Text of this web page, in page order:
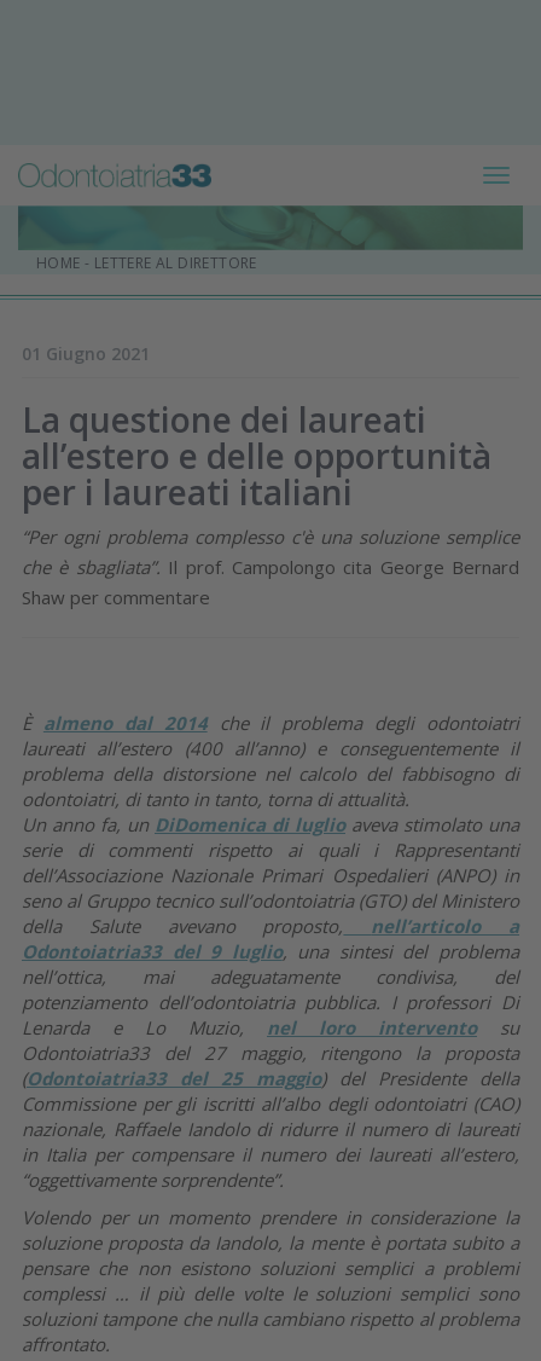
HOME - LETTERE AL DIRETTORE
01 Giugno 2021
La questione dei laureati
all’estero e delle opportunità
per i laureati italiani
“Per ogni problema complesso c'è una soluzione semplice
che è sbagliata”. Il prof. Campolongo cita George Bernard
Shaw per commentare
È almeno dal 2014che il problema degli odontoiatri
laureati all’estero (400 all’anno) e conseguentemente il
problema della distorsione nel calcolo del fabbisogno di
odontoiatri, di tanto in tanto, torna di attualità.
Un anno fa, un DiDomenica di luglioaveva stimolato una
serie di commenti rispetto ai quali i Rappresentanti
dell’Associazione Nazionale Primari Ospedalieri (ANPO) in
seno al Gruppo tecnico sull’odontoiatria (GTO) del Ministero
della Salute avevano proposto,
nell’articolo a
Odontoiatria33 del 9 luglio, una sintesi del problema
nell’ottica, mai adeguatamente condivisa, del
potenziamento dell’odontoiatria pubblica. I professori Di
Lenarda e Lo Muzio, nel loro interventosu
Odontoiatria33 del 27 maggio, ritengono la proposta
(Odontoiatria33 del 25 maggio) del Presidente della
Commissione per gli iscritti all’albo degli odontoiatri (CAO)
nazionale, Raffaele Iandolo di ridurre il numero di laureati
in Italia per compensare il numero dei laureati all’estero,
“oggettivamente sorprendente”.
Volendo per un momento prendere in considerazione la
soluzione proposta da Iandolo, la mente è portata subito a
pensare che non esistono soluzioni semplici a problemi
complessi … il più delle volte le soluzioni semplici sono
soluzioni tampone che nulla cambiano rispetto al problema
affrontato.